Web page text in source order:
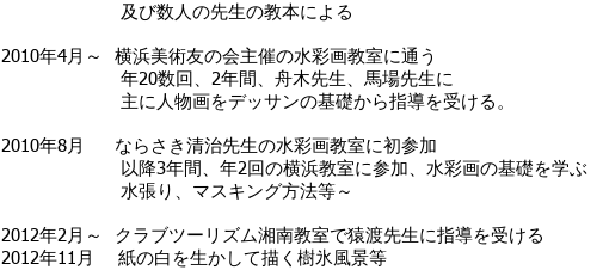
及び数人の先生の教本による
2010年4月～ 横浜美術友の会主催の水彩画教室に通う
年20数回、2年間、舟木先生、馬場先生に
主に人物画をデッサンの基礎から指導を受ける。
2010年8月 ならさき清治先生の水彩画教室に初参加
以降3年間、年2回の横浜教室に参加、水彩画の基礎を学ぶ
水張り、マスキング方法等～
2012年2月～ クラブツーリズム湘南教室で猿渡先生に指導を受ける
2012年11月 紙の白を生かして描く樹氷風景等